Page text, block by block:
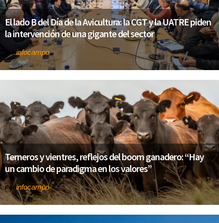
El lado B del Día de la Avicultura: la CGT y la UATRE piden
la intervención de una gigante del sector
Porinfocampo
Terneros y vientres, reflejos del boom ganadero: “Hay
un cambio de paradigma en los valores”
Por infocampo